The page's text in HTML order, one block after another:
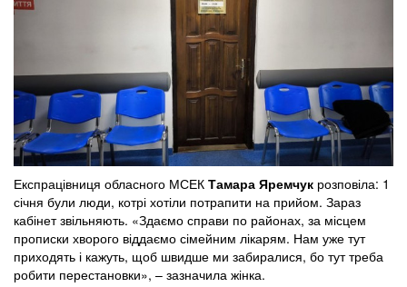
Експрацівниця обласного МСЕК Тамара Яремчук розповіла: 1
січня були люди, котрі хотіли потрапити на прийом. Зараз
кабінет звільняють. «Здаємо справи по районах, за місцем
прописки хворого віддаємо сімейним лікарям. Нам уже тут
приходять і кажуть, щоб швидше ми забиралися, бо тут треба
робити перестановки», – зазначила жінка.